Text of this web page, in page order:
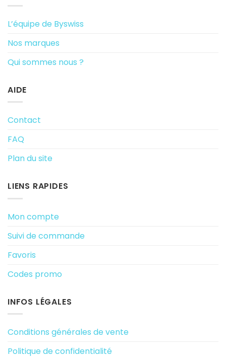
L’équipe de Byswiss
Nos marques
Qui sommes nous ?
AIDE
Contact
FAQ
Plan du site
LIENS RAPIDES
Mon compte
Suivi de commande
Favoris
Codes promo
INFOS LÉGALES
Conditions générales de vente
Politique de confidentialité